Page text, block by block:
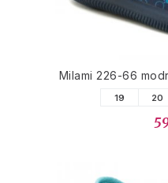
Milami 226-66
19 20